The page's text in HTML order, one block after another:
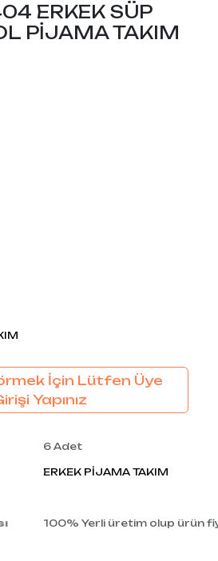
ERKEK SÜP
PİJAMA TAKIM
İçin Lütfen Üye
Yapınız
6 Adet
ERKEK PİJAMA TAKIM
100% Yerli üretim olup ürün